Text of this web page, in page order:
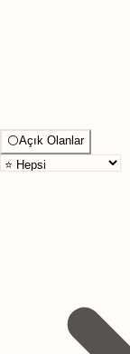
⚪Açık Olanlar